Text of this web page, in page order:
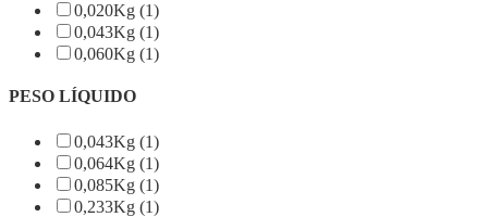
0,020Kg (1)
0,043Kg (1)
0,060Kg (1)
PESO LÍQUIDO
0,043Kg (1)
0,064Kg (1)
0,085Kg (1)
0,233Kg (1)